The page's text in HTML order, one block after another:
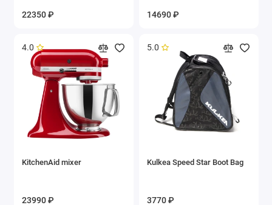
22350 ₽ 14690 ₽
4.0
KitchenAid mixer
23990 ₽
5.0
Kulkea Speed Star Boot Bag
3770 ₽